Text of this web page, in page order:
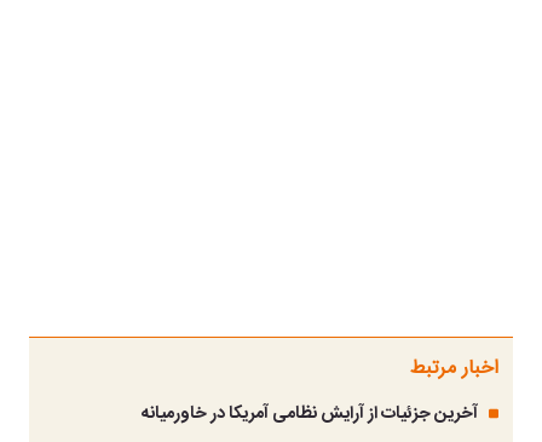
اخبار مرتبط
آخرین جزئیات از آرایش نظامی آمریکا در خاورمیانه